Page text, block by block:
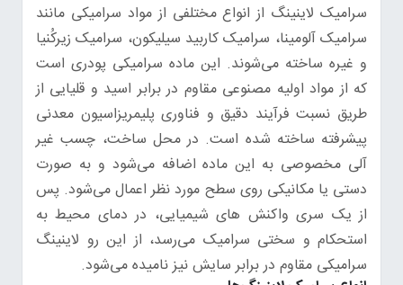
سرامیک لاینینگ از انواع مختلفی از مواد سرامیکی مانند
سرامیک آلومینا، سرامیک کاربید سیلیکون، سرامیک زیرکُنیا
و غیره ساخته می‌شوند. این ماده سرامیکی پودری است
که از مواد اولیه مصنوعی مقاوم در برابر اسید و قلیایی از
طریق نسبت فرآیند دقیق و فناوری پلیمریزاسیون معدنی
پیشرفته ساخته شده است. در محل ساخت، چسب غیر
آلی مخصوصی به این ماده اضافه می‌شود و به صورت
دستی یا مکانیکی روی سطح مورد نظر اعمال می‌شود. پس
از یک سری واکنش های شیمیایی، در دمای محیط به
استحکام و سختی سرامیک می‌رسد، از این رو لاینینگ
سرامیکی مقاوم در برابر سایش نیز نامیده می‌شود.